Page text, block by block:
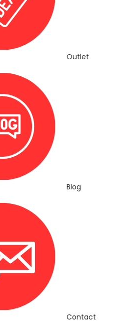
Outlet
Blog
Contact